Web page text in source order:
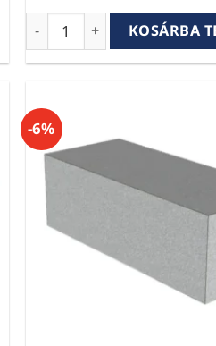
mm mennyiség2690
VIABLOKK D300/37,5
KOSÁRBA
-6%